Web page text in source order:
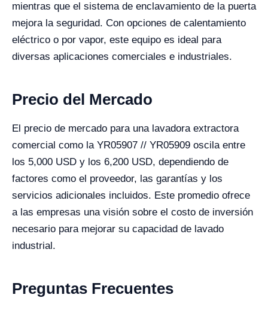
mientras que el sistema de enclavamiento de la puerta
mejora la seguridad. Con opciones de calentamiento
eléctrico o por vapor, este equipo es ideal para
diversas aplicaciones comerciales e industriales.
Precio del Mercado
El precio de mercado para una lavadora extractora
comercial como la YR05907 // YR05909 oscila entre
los 5,000 USD y los 6,200 USD, dependiendo de
factores como el proveedor, las garantías y los
servicios adicionales incluidos. Este promedio ofrece
a las empresas una visión sobre el costo de inversión
necesario para mejorar su capacidad de lavado
industrial.
Preguntas Frecuentes